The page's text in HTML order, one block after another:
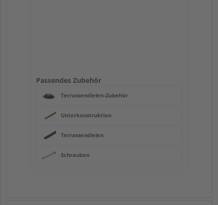
Passendes Zubehör
Terrassendielen-Zubehör
Unterkonstruktion
Terrassendielen
Schrauben